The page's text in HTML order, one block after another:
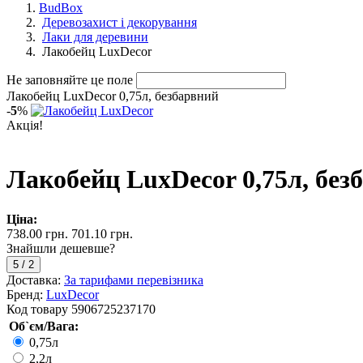
BudBox
Деревозахист і декорування
Лаки для деревини
Лакобейц LuxDecor
Не заповняйте це поле
Лакобейц LuxDecor 0,75л, безбарвний
-5%
Акція!
Лакобейц LuxDecor 0,75л,
Ціна:
738.00 грн. 701.10 грн.
Знайшли дешевше?
5 / 2
Доставка: За тарифами перевізника
Бренд: LuxDecor
Код товару 5906725237170
Об`єм/Вага:
0,75л
2,2л